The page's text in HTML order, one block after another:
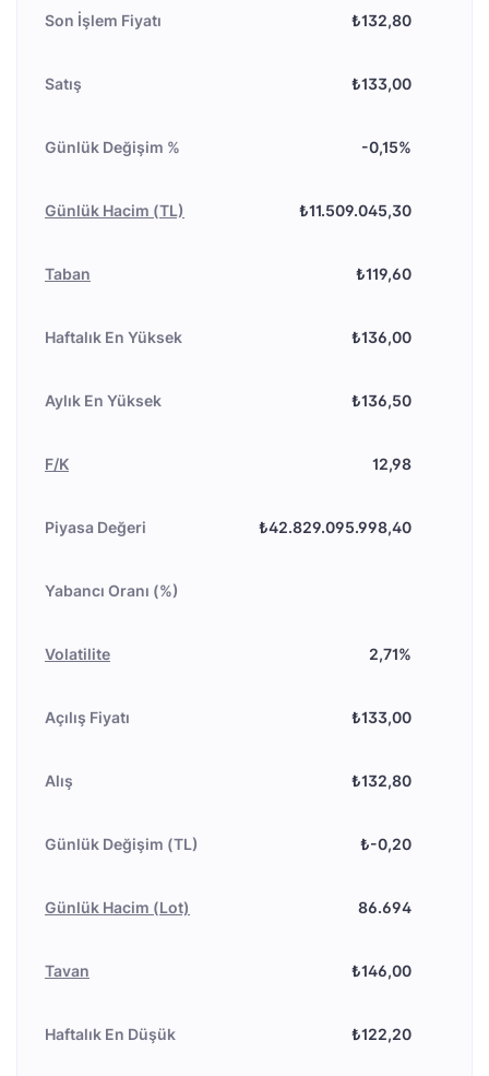
Son İşlem Fiyatı ₺132,80
Satış ₺133,00
Günlük Değişim % -0,15%
Günlük Hacim (TL) ₺11.509.045,30
Taban ₺119,60
Haftalık En Yüksek ₺136,00
Aylık En Yüksek ₺136,50
F/K 12,98
Piyasa Değeri ₺42.829.095.998,40
Yabancı Oranı (%)
Volatilite 2,71%
Açılış Fiyatı ₺133,00
Alış ₺132,80
Günlük Değişim (TL) ₺-0,20
Günlük Hacim (Lot) 86.694
Tavan ₺146,00
Haftalık En Düşük ₺122,20